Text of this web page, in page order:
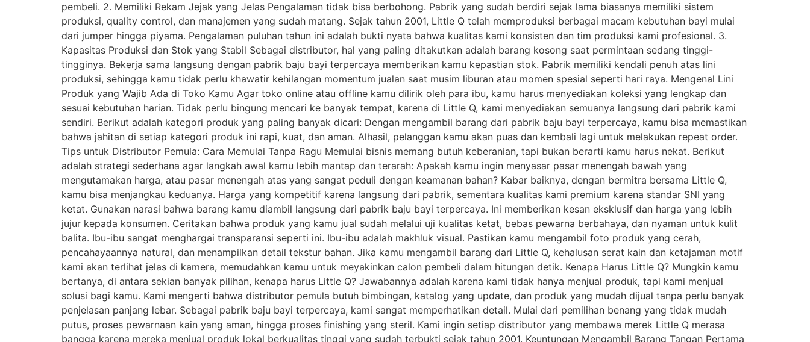
pembeli. 2. Memiliki Rekam Jejak yang Jelas Pengalaman tidak bisa berbohong. Pabrik yang sudah berdiri sejak lama biasanya memiliki sistem
produksi, quality control, dan manajemen yang sudah matang. Sejak tahun 2001, Little Q telah memproduksi berbagai macam kebutuhan bayi mulai
dari jumper hingga piyama. Pengalaman puluhan tahun ini adalah bukti nyata bahwa kualitas kami konsisten dan tim produksi kami profesional. 3.
Kapasitas Produksi dan Stok yang Stabil Sebagai distributor, hal yang paling ditakutkan adalah barang kosong saat permintaan sedang tinggi-
tingginya. Bekerja sama langsung dengan pabrik baju bayi terpercaya memberikan kamu kepastian stok. Pabrik memiliki kendali penuh atas lini
produksi, sehingga kamu tidak perlu khawatir kehilangan momentum jualan saat musim liburan atau momen spesial seperti hari raya. Mengenal Lini
Produk yang Wajib Ada di Toko Kamu Agar toko online atau offline kamu dilirik oleh para ibu, kamu harus menyediakan koleksi yang lengkap dan
sesuai kebutuhan harian. Tidak perlu bingung mencari ke banyak tempat, karena di Little Q, kami menyediakan semuanya langsung dari pabrik kami
sendiri. Berikut adalah kategori produk yang paling banyak dicari: Dengan mengambil barang dari pabrik baju bayi terpercaya, kamu bisa memastikan
bahwa jahitan di setiap kategori produk ini rapi, kuat, dan aman. Alhasil, pelanggan kamu akan puas dan kembali lagi untuk melakukan repeat order.
Tips untuk Distributor Pemula: Cara Memulai Tanpa Ragu Memulai bisnis memang butuh keberanian, tapi bukan berarti kamu harus nekat. Berikut
adalah strategi sederhana agar langkah awal kamu lebih mantap dan terarah: Apakah kamu ingin menyasar pasar menengah bawah yang
mengutamakan harga, atau pasar menengah atas yang sangat peduli dengan keamanan bahan? Kabar baiknya, dengan bermitra bersama Little Q,
kamu bisa menjangkau keduanya. Harga yang kompetitif karena langsung dari pabrik, sementara kualitas kami premium karena standar SNI yang
ketat. Gunakan narasi bahwa barang kamu diambil langsung dari pabrik baju bayi terpercaya. Ini memberikan kesan eksklusif dan harga yang lebih
jujur kepada konsumen. Ceritakan bahwa produk yang kamu jual sudah melalui uji kualitas ketat, bebas pewarna berbahaya, dan nyaman untuk kulit
balita. Ibu-ibu sangat menghargai transparansi seperti ini. Ibu-ibu adalah makhluk visual. Pastikan kamu mengambil foto produk yang cerah,
pencahayaannya natural, dan menampilkan detail tekstur bahan. Jika kamu mengambil barang dari Little Q, kehalusan serat kain dan ketajaman motif
kami akan terlihat jelas di kamera, memudahkan kamu untuk meyakinkan calon pembeli dalam hitungan detik. Kenapa Harus Little Q? Mungkin kamu
bertanya, di antara sekian banyak pilihan, kenapa harus Little Q? Jawabannya adalah karena kami tidak hanya menjual produk, tapi kami menjual
solusi bagi kamu. Kami mengerti bahwa distributor pemula butuh bimbingan, katalog yang update, dan produk yang mudah dijual tanpa perlu banyak
penjelasan panjang lebar. Sebagai pabrik baju bayi terpercaya, kami sangat memperhatikan detail. Mulai dari pemilihan benang yang tidak mudah
putus, proses pewarnaan kain yang aman, hingga proses finishing yang steril. Kami ingin setiap distributor yang membawa merek Little Q merasa
bangga karena mereka menjual produk lokal berkualitas tinggi yang sudah terbukti sejak tahun 2001. Keuntungan Mengambil Barang Tangan Pertama